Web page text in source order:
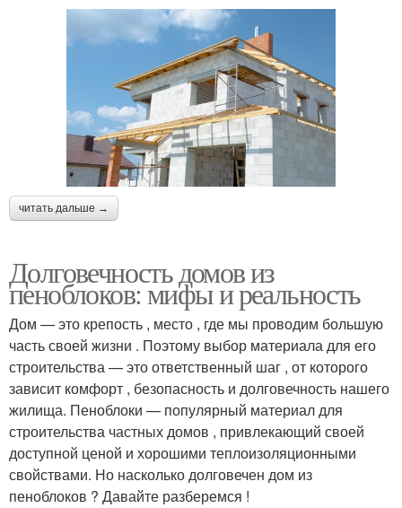
читать дальше →
Долговечность домов из
пеноблоков: мифы и реальность
Дом — это крепость , место , где мы проводим большую
часть своей жизни . Поэтому выбор материала для его
строительства — это ответственный шаг , от которого
зависит комфорт , безопасность и долговечность нашего
жилища. Пеноблоки — популярный материал для
строительства частных домов , привлекающий своей
доступной ценой и хорошими теплоизоляционными
свойствами. Но насколько долговечен дом из
пеноблоков ? Давайте разберемся !